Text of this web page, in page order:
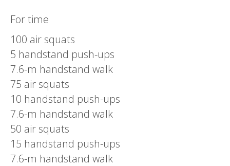
For time
100 air squats
5 handstand push-ups
7.6-m handstand walk
75 air squats
10 handstand push-ups
7.6-m handstand walk
50 air squats
15 handstand push-ups
7.6-m handstand walk